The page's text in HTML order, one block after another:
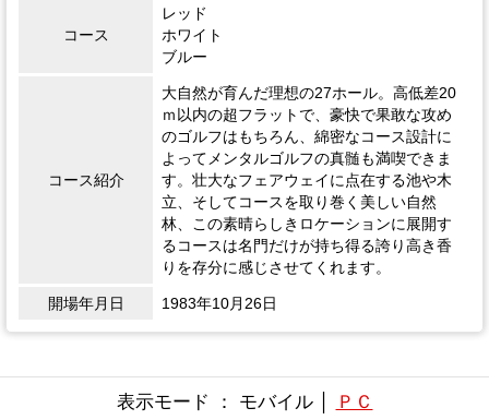
コース
レッド
ホワイト
ブルー
コース紹介
大自然が育んだ理想の27ホール。高低差20
ｍ以内の超フラットで、豪快で果敢な攻め
のゴルフはもちろん、綿密なコース設計に
よってメンタルゴルフの真髄も満喫できま
す。壮大なフェアウェイに点在する池や木
立、そしてコースを取り巻く美しい自然
林、この素晴らしきロケーションに展開す
るコースは名門だけが持ち得る誇り高き香
りを存分に感じさせてくれます。
開場年月日 1983年10月26日
表示モード ： モバイル │ ＰＣ